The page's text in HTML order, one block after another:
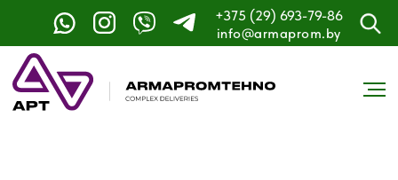
+375 (29) 693-79-86
info@armaprom.by
Контактный телефон: +375 (29) 693-79-86